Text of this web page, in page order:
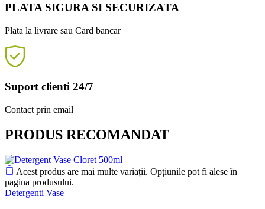
PLATA SIGURA SI SECURIZATA
Plata la livrare sau Card bancar
Suport clienti 24/7
Contact prin email
PRODUS RECOMANDAT
Acest produs are mai multe variații. Opțiunile pot fi alese în
pagina produsului.
Detergenti Vase